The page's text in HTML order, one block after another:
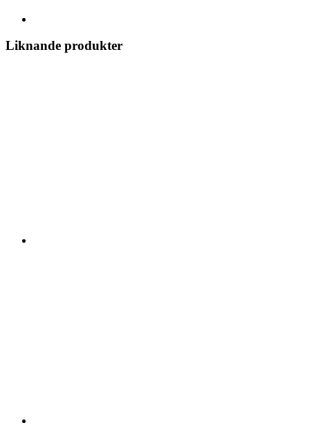
Liknande produkter